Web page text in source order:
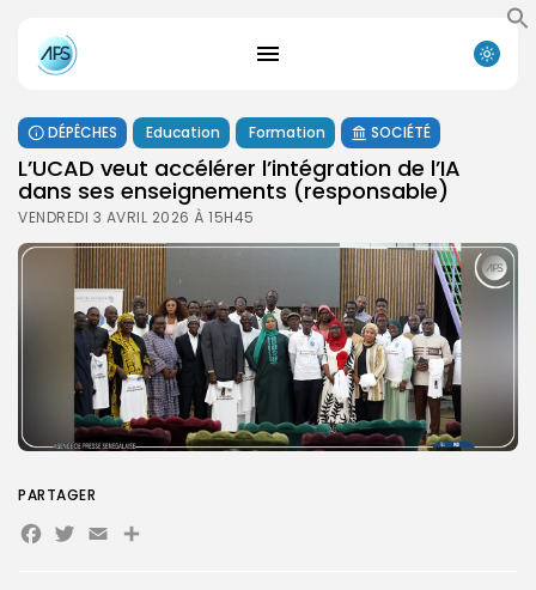
DÉPÊCHES Education Formation SOCIÉTÉ
L’UCAD veut accélérer l’intégration de l’IA
dans ses enseignements (responsable)
VENDREDI 3 AVRIL 2026 À 15H45
PARTAGER
Facebook
Twitter
EmailPartager